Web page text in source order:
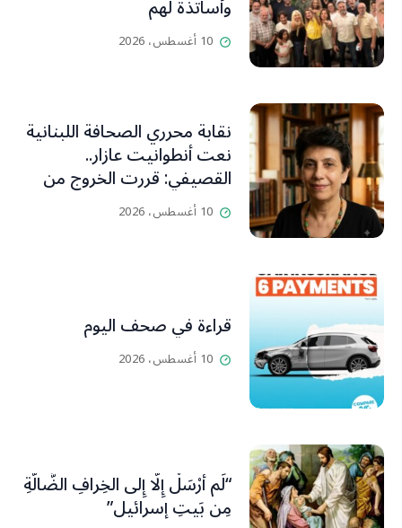
وأساتذة لهم
10 أغسطس، 2026
نقابة محرري الصحافة اللبنانية
نعت أنطوانيت عازار..
القصيفي: قررت الخروج من
عزلتها والإنطلاق إلى عالم
أفضل ينسيها ما سامته من
10 أغسطس، 2026
قراءة في صحف اليوم
10 أغسطس، 2026
“لَم أُرْسَلْ إِلَّا إِلى الخِرافِ الضَّالَّةِ
مِن بَيتِ إسرائيل”